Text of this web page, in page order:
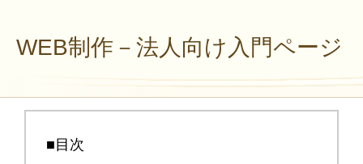
WEB制作－法人向け入門ページ
■目次